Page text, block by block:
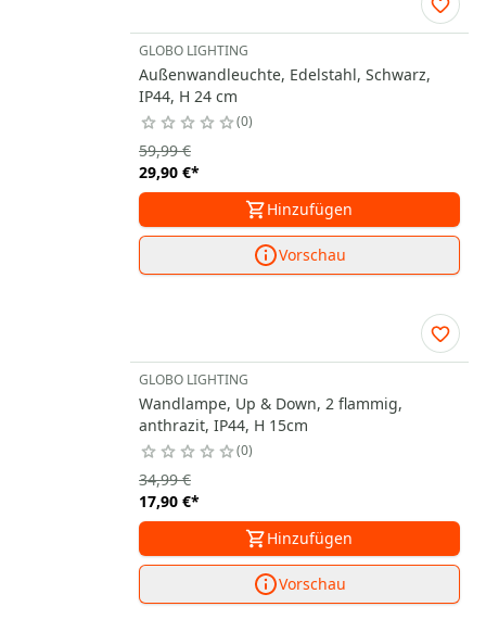
GLOBO LIGHTING
Außenwandleuchte, Edelstahl, Schwarz,
IP44, H 24 cm
0
29,90 €*
59,99 €
Hinzufügen
Vorschau
GLOBO LIGHTING
Wandlampe, Up & Down, 2 flammig,
anthrazit, IP44, H 15cm
0
17,90 €*
34,99 €
Hinzufügen
Vorschau